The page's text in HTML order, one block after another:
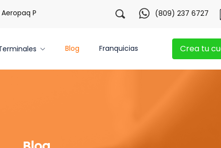
Prime ¡Regístrate con nosotros y obtén 20 libras
(809) 237 6727
Blog Franquicias Crea tu